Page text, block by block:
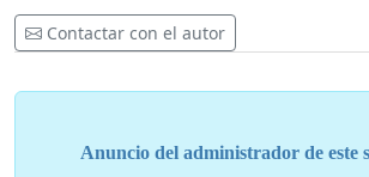
Contactar con el autor
Anuncio del administrador de este